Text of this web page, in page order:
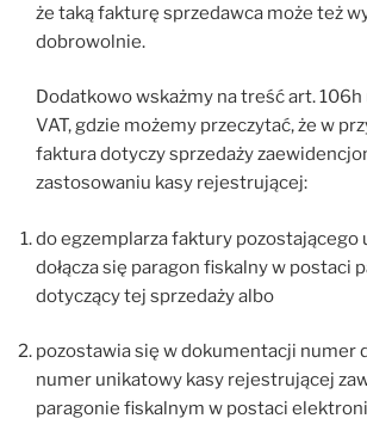
że taką fakturę sprzedawca może też
dobrowolnie.
Dodatkowo wskażmy na treść art. 106h
VAT, gdzie możemy przeczytać, że w
faktura dotyczy sprzedaży
zastosowaniu kasy rejestrującej:
do egzemplarza faktury pozostającego
dołącza się paragon fiskalny w postaci
dotyczący tej sprzedaży albo
pozostawia się w dokumentacji numer
numer unikatowy kasy rejestrującej
paragonie fiskalnym w postaci